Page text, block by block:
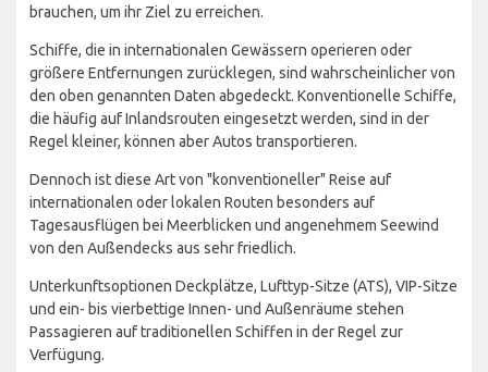
brauchen, um ihr Ziel zu erreichen.
Schiffe, die in internationalen Gewässern operieren oder
größere Entfernungen zurücklegen, sind wahrscheinlicher von
den oben genannten Daten abgedeckt. Konventionelle Schiffe,
die häufig auf Inlandsrouten eingesetzt werden, sind in der
Regel kleiner, können aber Autos transportieren.
Dennoch ist diese Art von "konventioneller" Reise auf
internationalen oder lokalen Routen besonders auf
Tagesausflügen bei Meerblicken und angenehmem Seewind
von den Außendecks aus sehr friedlich.
Unterkunftsoptionen Deckplätze, Lufttyp-Sitze (ATS), VIP-Sitze
und ein- bis vierbettige Innen- und Außenräume stehen
Passagieren auf traditionellen Schiffen in der Regel zur
Verfügung.